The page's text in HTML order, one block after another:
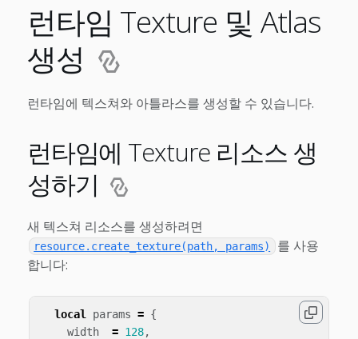
런타임 Texture 및 Atlas
생성
런타임에 텍스쳐와 아틀라스를 생성할 수 있습니다.
런타임에 Texture 리소스 생
성하기
새 텍스쳐 리소스를 생성하려면
resource.create_texture(path, params)
를 사용
합니다:
local params = {
width
= 128,